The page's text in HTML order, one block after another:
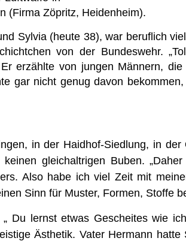
(Firma Zöpritz, Heidenheim).
Sylvia (heute 38), war beruflich
von der Bundeswehr.
erzählte von jungen Männern, die
gar nicht genug davon
in der Haidhof-Siedlung, in der
gleichaltrigen Buben.
Also habe ich viel Zeit mit
Sinn für Muster, Formen, Stoffe
Du lernst etwas Gescheites wie
Ästhetik. Vater Hermann